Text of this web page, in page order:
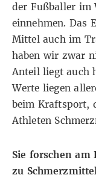
der Fußballer im
einnehmen. Das
Mittel auch im
haben wir zwar
Anteil liegt auch
Werte liegen
beim Kraftsport,
Athleten
Sie forschen
zu